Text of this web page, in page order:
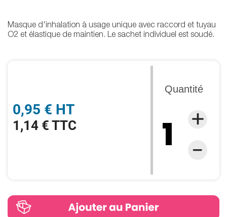
0,95 € HT
1,14 € TTC
Quantité
Masque d'inhalation à usage unique avec raccord et tuyau
O2 et élastique de maintien. Le sachet individuel est soudé.